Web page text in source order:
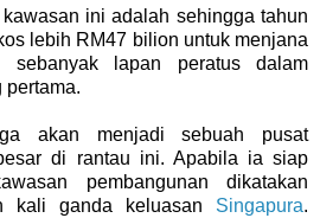
ini adalah sehingga tahun
lebih RM47 bilion untuk menjana
sebanyak lapan peratus dalam
pertama.
akan menjadi sebuah pusat
di rantau ini. Apabila ia siap
pembangunan dikatakan
kali ganda keluasan Singapura.